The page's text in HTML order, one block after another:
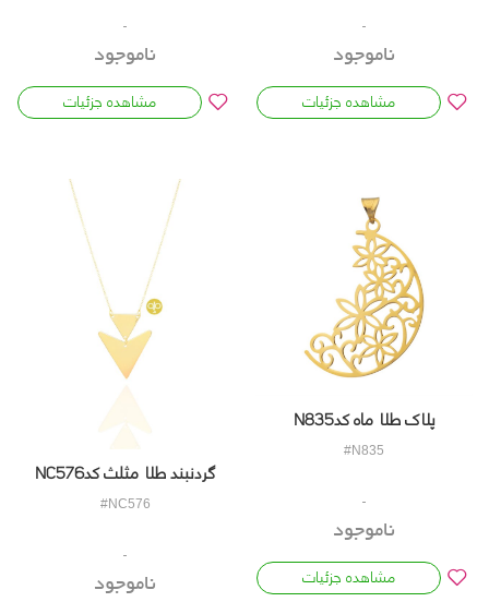
ناموجود
مشاهده جزئیات
ناموجود
مشاهده جزئیات
پلاک طلا ماه کدN835
#N835
ناموجود
مشاهده جزئیات
گردنبند طلا مثلث کدNC576
#NC576
ناموجود